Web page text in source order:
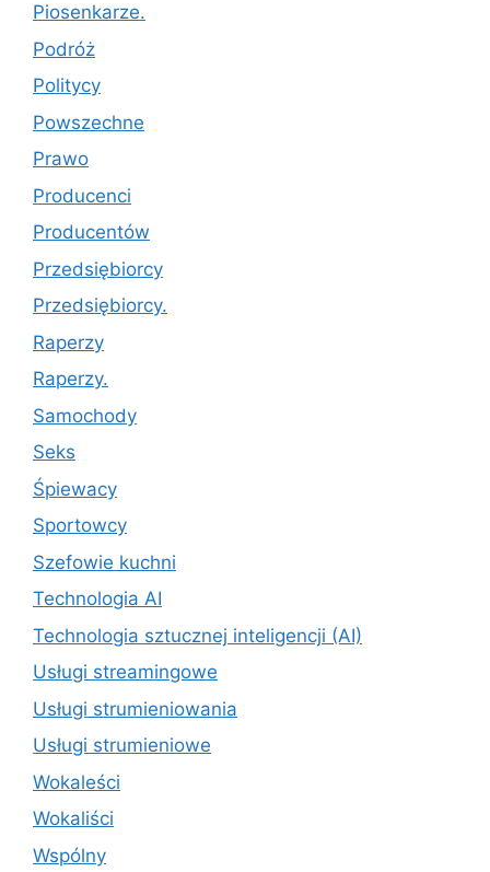
Piosenkarze.
Podróż
Politycy
Powszechne
Prawo
Producenci
Producentów
Przedsiębiorcy
Przedsiębiorcy.
Raperzy
Raperzy.
Samochody
Seks
Śpiewacy
Sportowcy
Szefowie kuchni
Technologia AI
Technologia sztucznej inteligencji (AI)
Usługi streamingowe
Usługi strumieniowania
Usługi strumieniowe
Wokaleści
Wokaliści
Wspólny